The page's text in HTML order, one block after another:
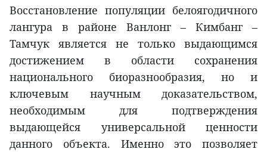
Восстановление популяции белоягодичного
лангура в районе Ванлонг – Кимбанг –
Тамчук является не только выдающимся
достижением в области сохранения
национального биоразнообразия, но и
ключевым научным доказательством,
необходимым для подтверждения
выдающейся универсальной ценности
данного объекта. Именно это позволяет